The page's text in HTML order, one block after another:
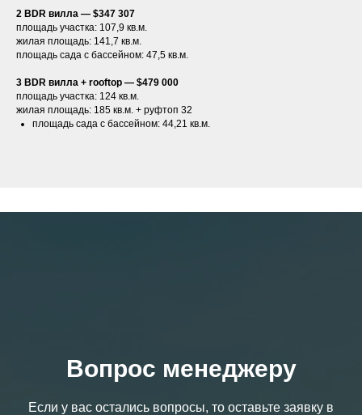
2 BDR вилла — $347 307
площадь участка: 107,9 кв.м.
жилая площадь: 141,7 кв.м.
площадь сада с бассейном: 47,5 кв.м.
3 BDR вилла + rooftop — $479 000
площадь участка: 124 кв.м.
жилая площадь: 185 кв.м. + руфтоп 32
площадь сада с бассейном: 44,21 кв.м.
Вопрос менеджеру
Если у вас остались вопросы, то оставьте заявку в